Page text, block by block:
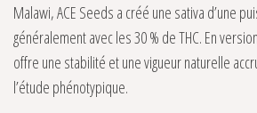
Malawi, ACE Seeds a créé une sativa d’une
généralement avec les 30 % de THC. En
offre une stabilité et une vigueur naturelle
l’étude phénotypique.